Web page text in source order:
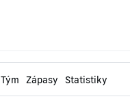
Tým Zápasy Statistiky